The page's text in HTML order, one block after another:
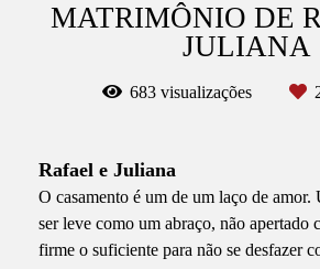
MATRIMÔNIO DE
JULIANA
683 visualizações
Rafael e Juliana
O casamento é um de um laço de amor.
ser leve como um abraço, não apertado
firme o suficiente para não se desfazer